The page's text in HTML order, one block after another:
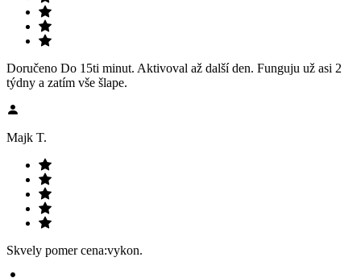
Doručeno Do 15ti minut. Aktivoval až další den. Funguju už asi 2
týdny a zatím vše šlape.
Majk T.
Skvely pomer cena:vykon.